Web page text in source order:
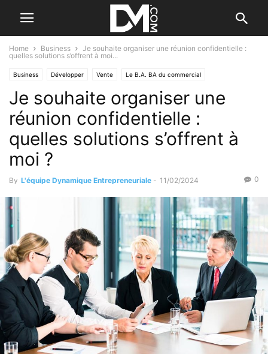
Home Business
Je souhaite organiser une réunion confidentielle :
quelles solutions s’offrent à moi...
Business Développer Vente Le B.A. BA du commercial
Je souhaite organiser une
réunion confidentielle :
quelles solutions s’offrent à
moi ?
By L'équipe Dynamique Entrepreneuriale - 11/02/2024 0